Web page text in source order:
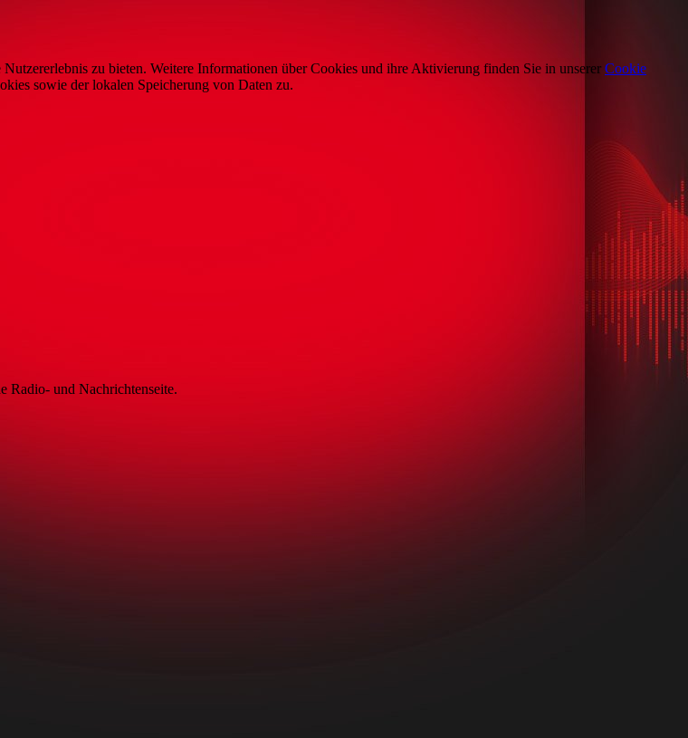
zu bieten. Weitere Informationen über Cookies und ihre Aktivierung finden Sie in unserer Cookie
sowie der lokalen Speicherung von Daten zu.
Radio- und Nachrichtenseite.